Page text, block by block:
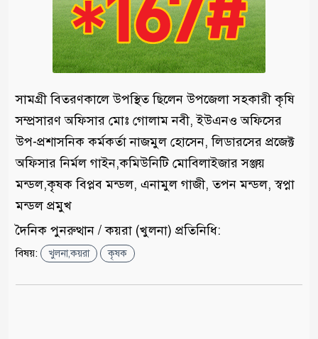
সামগ্রী বিতরণকালে উপস্থিত ছিলেন উপজেলা সহকারী কৃষি
সম্প্রসারণ অফিসার মোঃ গোলাম নবী, ইউএনও অফিসের
উপ-প্রশাসনিক কর্মকর্তা নাজমুল হোসেন, লিডারসের প্রজেক্ট
অফিসার নির্মল গাইন,কমিউনিটি মোবিলাইজার সঞ্জয়
মন্ডল,কৃষক বিপ্লব মন্ডল, এনামুল গাজী, তপন মন্ডল, স্বপ্না
মন্ডল প্রমুখ
দৈনিক পুনরুত্থান / কয়রা (খুলনা) প্রতিনিধি:
বিষয়: খুলনা,কয়রা কৃষক